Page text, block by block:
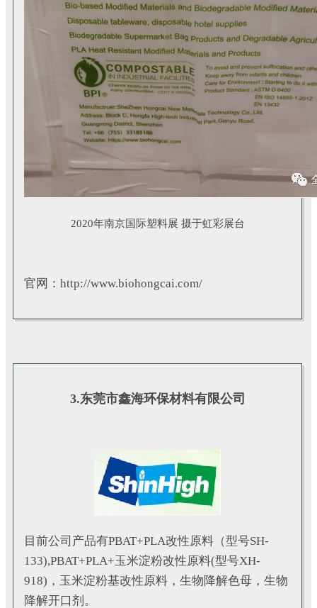
2020年南京国际塑料展 摄于虹彩展台
官网：http://www.biohongcai.com/
3.东莞市鑫海环保材料有限公司
目前公司产品有PBAT+PLA改性原料（型号SH-
133),PBAT+PLA+玉米淀粉改性原料(型号XH-
918)，玉米淀粉基改性原料，生物降解色母，生物
降解开口剂。